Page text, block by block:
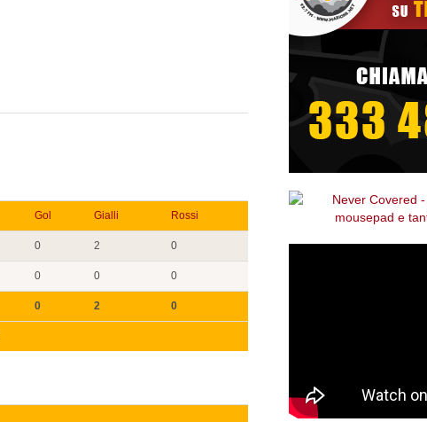
Gol Gialli Rossi
0 2 0
0 0 0
0 2 0